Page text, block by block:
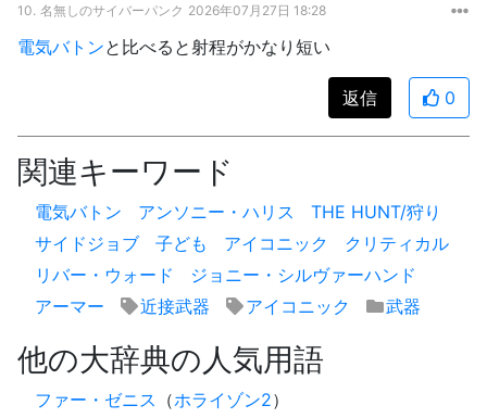
10. 名無しのサイバーパンク 2026年07月27日 18:28
電気バトンと比べると射程がかなり短い
返信 0
関連キーワード
電気バトン アンソニー・ハリス
THE HUNT/狩り
サイドジョブ
子ども アイコニック
クリティカル
リバー・ウォード
ジョニー・シルヴァーハンド
アーマー
近接武器 アイコニック 武器
他の大辞典の人気用語
ファー・ゼニス （ホライゾン2）